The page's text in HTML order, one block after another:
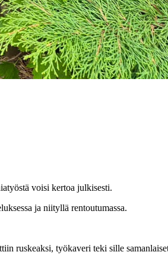
voisi kertoa julkisesti.
ja niityllä rentoutumassa.
ruskeaksi, työkaveri teki sille